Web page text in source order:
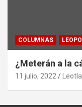
COLUMNAS
¿Meterán a la
11 julio, 2022